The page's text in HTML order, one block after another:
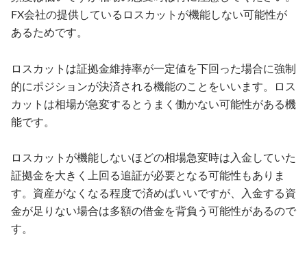
FX会社の提供しているロスカットが機能しない可能性が
あるためです。
ロスカットは証拠金維持率が一定値を下回った場合に強制
的にポジションが決済される機能のことをいいます。ロス
カットは相場が急変するとうまく働かない可能性がある機
能です。
ロスカットが機能しないほどの相場急変時は入金していた
証拠金を大きく上回る追証が必要となる可能性もありま
す。資産がなくなる程度で済めばいいですが、入金する資
金が足りない場合は多額の借金を背負う可能性があるので
す。